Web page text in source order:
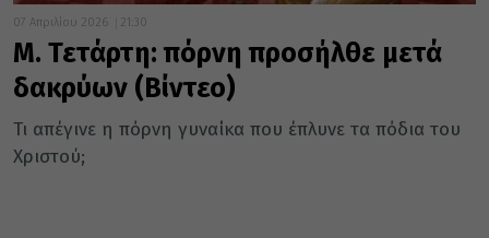
07 Απριλίου 2026 21:30
Μ. Τετάρτη: πόρνη προσήλθε μετά
δακρύων (Βίντεο)
Τι απέγινε η πόρνη γυναίκα που έπλυνε τα πόδια του
Χριστού;